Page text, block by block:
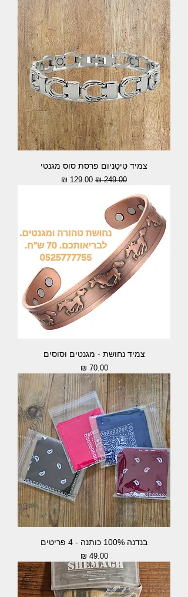
צמיד טִיטָניום פרסת סוס מגנטי
מחיר רגיל מחיר מבצע
צמיד נחושת - מגנטים וסוסים
מחיר‏70.00 ‏₪
בנדנה 100% כותנה - 4 פריטים
מחיר‏49.00 ‏₪